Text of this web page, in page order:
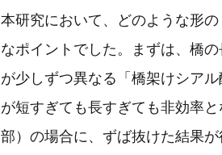
本研究において、どのような形
なポイントでした。まずは、橋
が少しずつ異なる「橋架けシア
が短すぎても長すぎても非効率
部）の場合に、ずば抜けた結果